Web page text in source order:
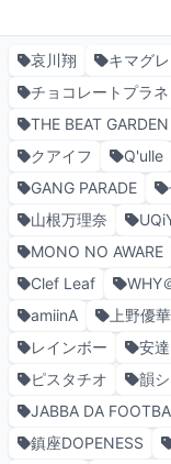
哀川翔 キマグ
チョコレートプラネ
THE BEAT GARDEN
クアイフ
Q'ulle
GANG PARADE
山根万理奈
MONO NO AWARE
Clef Leaf
WHY
amiinA
上野優華
レインボー
安
ピスタチオ
韻
JABBA DA
鎮座DOPENESS